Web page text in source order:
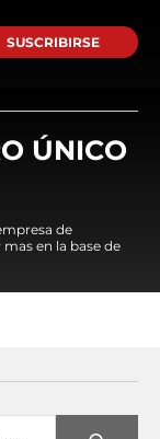
SUSCRIBIRSE
ÚNICO
de
en la base de